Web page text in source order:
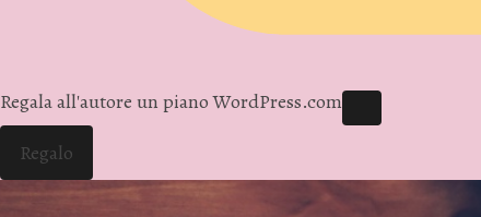
Regala all'autore un piano WordPress.com
Regalo